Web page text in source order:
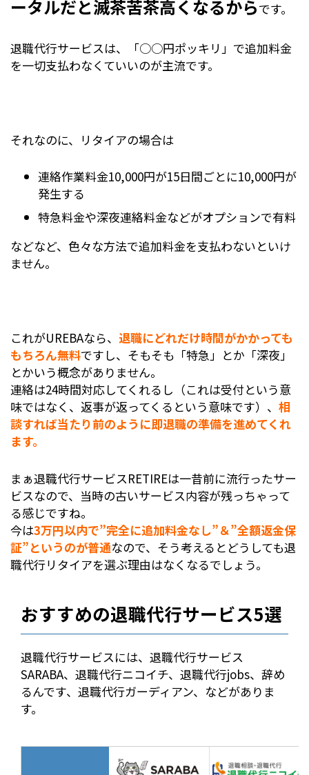
ータルだと滅茶苦茶高くなるからです。
退職代行サービスは、「○○円ポッキリ」で追加料金
を一切支払わなくていいのが主流です。
それなのに、リタイアの場合は
連絡作業料金10,000円が15日間ごとに10,000円が
発生する
特急料金や深夜連絡料金などがオプションで有料
などなど、色々な方法で追加料金を支払わないといけ
ません。
これがUREBAなら、 退職にどれだけ時間がかかっても
もちろん無料ですし、そもそも「特急」とか「深夜」
とかいう概念がありません。
連絡は24時間対応してくれるし（これは受付という意
味ではなく、返事が返ってくるという意味です）、 相
談すれば当たり前のように即退職の準備を進めてくれ
ます。
まぁ退職代行サービスRETIREは一昔前に流行ったサー
ビスなので、当時の古いサービス内容が残っちゃって
る感じですね。
今は3万円以内で”完全に追加料金なし”＆”全額返金保
証”というのが普通なので、そう考えるとどうしても退
職代行リタイアを選ぶ理由はなくなるでしょう。
おすすめの退職代行サービス5選
退職代行サービスには、退職代行サービス
SARABA、退職代行ニコイチ、退職代行jobs、辞め
るんです、退職代行ガーディアン、などがありま
す。